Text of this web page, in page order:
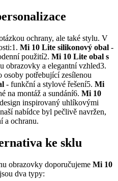
ochrany, ale také stylu. V
Mi 10 Lite silikonový obal -
použití2. Mi 10 Lite obal s
obrazovky a elegantní vzhled3.
osoby potřebující zesílenou
- funkční a stylové řešení5. Mi
na montáž a sundání6. Mi 10
inspirovaný uhlíkovými
nabídce byl pečlivě navržen,
a ochranu.
ke sklu
obrazovky doporučujeme Mi 10
dva typy: